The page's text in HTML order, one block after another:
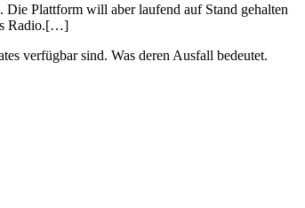
Die Plattform will aber laufend auf Stand gehalten
Radio.[…]
verfügbar sind. Was deren Ausfall bedeutet.